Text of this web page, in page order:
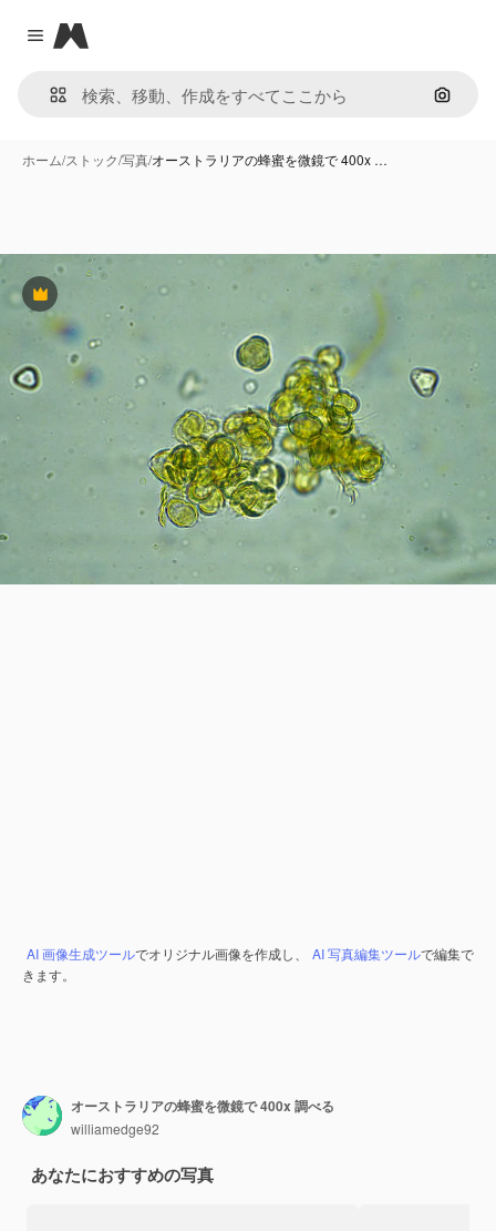
Close menu
Magnific
画像で
ホーム/ストック/写真/オーストラリアの蜂蜜を微鏡で 400x …
Premium
AI 画像生成ツールでオリジナル画像を作成し、 AI 写真編集ツールで編集で
きます。
オーストラリアの蜂蜜を微鏡で 400x 調べる
williamedge92
あなたにおすすめの写真